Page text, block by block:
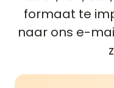
formaat te
naar ons e-